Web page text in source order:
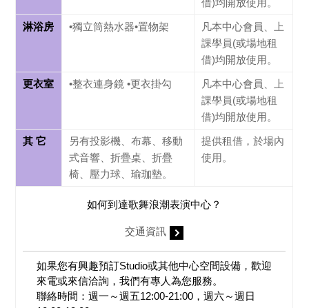
借)均開放使用。
淋浴房 •獨立筒熱水器•置物架
凡本中心會員、上
課學員(或場地租
借)均開放使用。
更衣室 •整衣連身鏡 •更衣掛勾
凡本中心會員、上
課學員(或場地租
借)均開放使用。
其 它
另有投影機、布幕、移動
式音響、折疊桌、折疊
椅、壓力球、瑜珈墊。
提供租借，於場內
使用。
如何到達歌舞浪潮表演中心？
交通資訊
如果您有興趣預訂Studio或其他中心空間設備，歡迎
來電或來信洽詢，我們有專人為您服務。
聯絡時間：週一～週五12:00-21:00，週六～週日